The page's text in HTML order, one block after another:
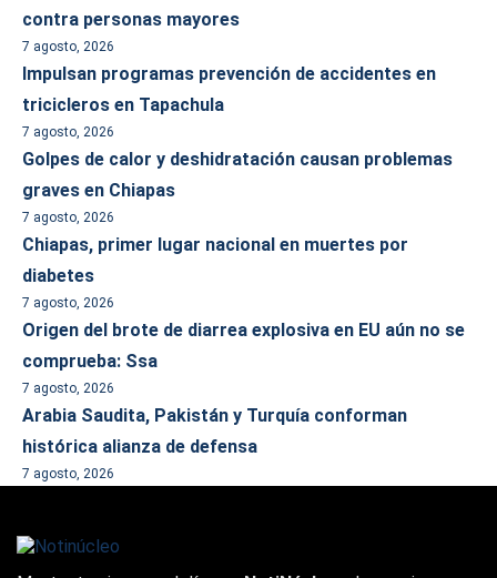
contra personas mayores
7 agosto, 2026
Impulsan programas prevención de accidentes en
tricicleros en Tapachula
7 agosto, 2026
Golpes de calor y deshidratación causan problemas
graves en Chiapas
7 agosto, 2026
Chiapas, primer lugar nacional en muertes por
diabetes
7 agosto, 2026
Origen del brote de diarrea explosiva en EU aún no se
comprueba: Ssa
7 agosto, 2026
Arabia Saudita, Pakistán y Turquía conforman
histórica alianza de defensa
7 agosto, 2026